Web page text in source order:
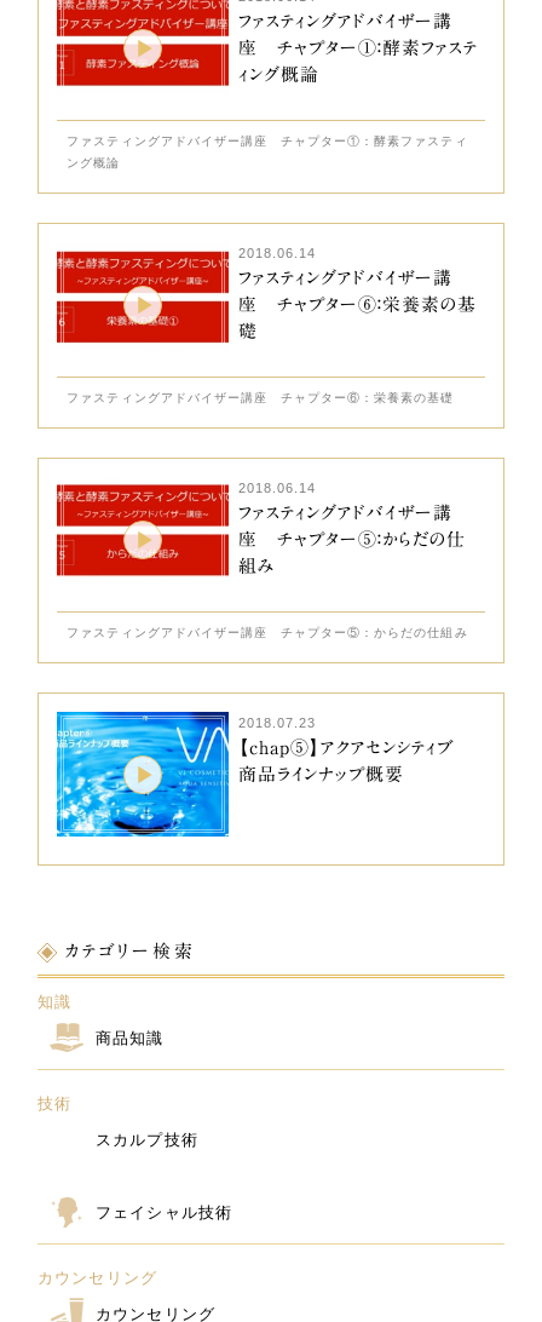
ファスティングアドバイザー講
座 チャプター①：酵素ファステ
ィング概論
ファスティングアドバイザー講座 チャプター①：酵素ファスティ
ング概論
2018.06.14
ファスティングアドバイザー講
座 チャプター⑥：栄養素の基
礎
ファスティングアドバイザー講座 チャプター⑥：栄養素の基礎
2018.06.14
ファスティングアドバイザー講
座 チャプター⑤：からだの仕
組み
ファスティングアドバイザー講座 チャプター⑤：からだの仕組み
2018.07.23
【chap⑤】アクアセンシティブ
商品ラインナップ概要
カテゴリー検索
知識
商品知識
技術
スカルプ技術
フェイシャル技術
カウンセリング
カウンセリング